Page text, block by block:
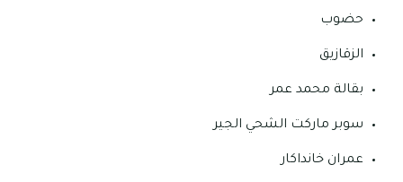
حضوب
الزقازيق
بقالة محمد عمر
سوبر ماركت الشحي الجير
عمران خانداكار